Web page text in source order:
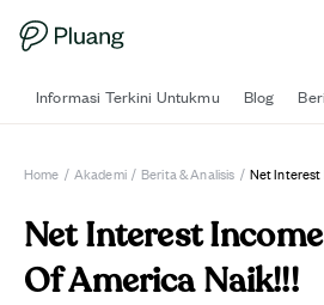
Informasi Terkini Untukmu Blog
Home / Akademi / Berita & Analisis /
Net Interest
Of America Naik!!!